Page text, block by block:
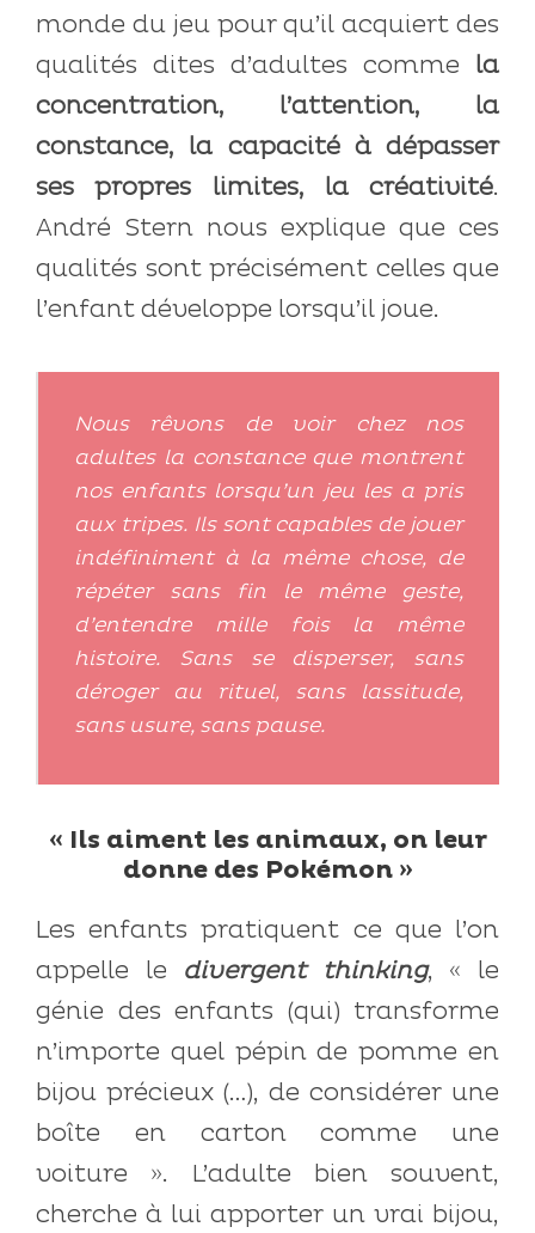
monde du jeu pour qu’il acquiert des
qualités dites d’adultes comme la
concentration, l’attention, la
constance, la capacité à dépasser
ses propres limites, la créativité.
André Stern nous explique que ces
qualités sont précisément celles que
l’enfant développe lorsqu’il joue.
Nous rêvons de voir chez nos
adultes la constance que montrent
nos enfants lorsqu’un jeu les a pris
aux tripes. Ils sont capables de jouer
indéfiniment à la même chose, de
répéter sans fin le même geste,
d’entendre mille fois la même
histoire. Sans se disperser, sans
déroger au rituel, sans lassitude,
sans usure, sans pause.
« Ils aiment les animaux, on leur
donne des Pokémon »
Les enfants pratiquent ce que l’on
appelle le divergent thinking, « le
génie des enfants (qui) transforme
n’importe quel pépin de pomme en
bijou précieux (…), de considérer une
boîte en carton comme une
voiture ». L’adulte bien souvent,
cherche à lui apporter un vrai bijou,